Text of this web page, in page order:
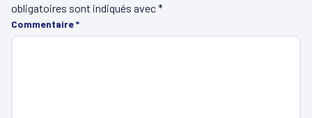
obligatoires sont indiqués avec*
Commentaire*